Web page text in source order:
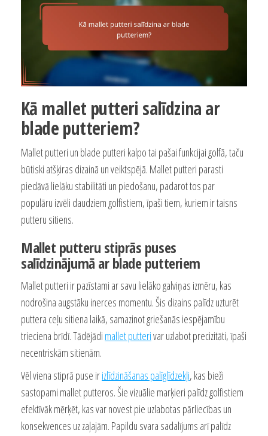
Kā mallet putteri salīdzina ar
blade putteriem?
Mallet putteri un blade putteri kalpo tai pašai funkcijai golfā, taču
būtiski atšķiras dizainā un veiktspējā. Mallet putteri parasti
piedāvā lielāku stabilitāti un piedošanu, padarot tos par
populāru izvēli daudziem golfistiem, īpaši tiem, kuriem ir taisns
putteru sitiens.
Mallet putteru stiprās puses
salīdzinājumā ar blade putteriem
Mallet putteri ir pazīstami ar savu lielāko galviņas izmēru, kas
nodrošina augstāku inerces momentu. Šis dizains palīdz uzturēt
puttera ceļu sitiena laikā, samazinot griešanās iespējamību
trieciena brīdī. Tādējādi mallet putterivar uzlabot precizitāti, īpaši
necentriskām sitienām.
Vēl viena stiprā puse irizlīdzināšanas palīglīdzekļi, kas bieži
sastopami mallet putteros. Šie vizuālie marķieri palīdz golfistiem
efektīvāk mērķēt, kas var novest pie uzlabotas pārliecības un
konsekvences uz zaļajām. Papildu svara sadalījums arī palīdz